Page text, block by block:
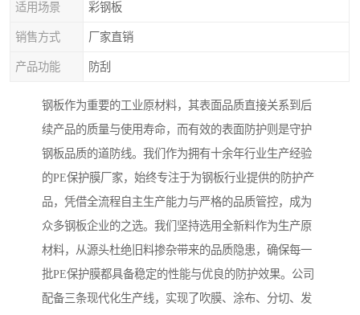
适用场景 彩钢板
销售方式 厂家直销
产品功能 防刮
钢板作为重要的工业原材料，其表面品质直接关系到后
续产品的质量与使用寿命，而有效的表面防护则是守护
钢板品质的道防线。我们作为拥有十余年行业生产经验
的PE保护膜厂家，始终专注于为钢板行业提供的防护产
品，凭借全流程自主生产能力与严格的品质管控，成为
众多钢板企业的之选。我们坚持选用全新料作为生产原
材料，从源头杜绝旧料掺杂带来的品质隐患，确保每一
批PE保护膜都具备稳定的性能与优良的防护效果。公司
配备三条现代化生产线，实现了吹膜、涂布、分切、发